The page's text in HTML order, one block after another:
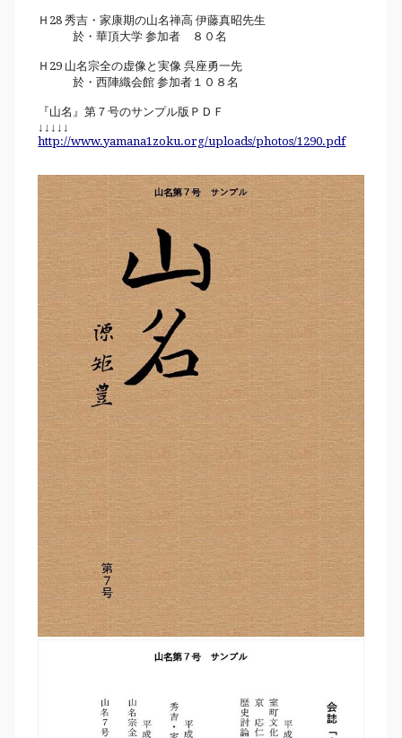
Ｈ28 秀吉・家康期の山名禅高 伊藤真昭先生
於・華頂大学 参加者 ８０名
Ｈ29 山名宗全の虚像と実像 呉座勇一先
於・西陣織会館 参加者１０８名
『山名』第７号のサンプル版ＰＤＦ
↓↓↓↓↓
http://www.yamana1zoku.org/uploads/photos/1290.pdf